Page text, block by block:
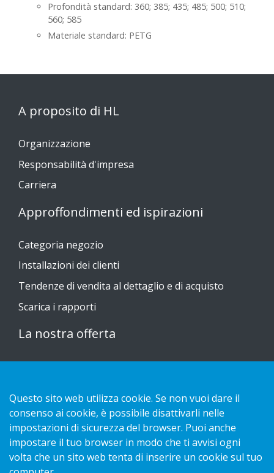
Profondità standard: 360; 385; 435; 485; 500; 510;
560; 585
Materiale standard: PETG
A proposito di HL
Organizzazione
Responsabilità d'impresa
Carriera
Approffondimenti ed ispirazioni
Categoria negozio
Installazioni dei clienti
Tendenze di vendita al dettaglio e di acquisto
Scarica i rapporti
La nostra offerta
Contatto
Informativa sulla privacy
Cookies
Questo sito web utilizza cookie. Se non vuoi dare il
consenso ai cookie, è possibile disattivarli nelle
impostazioni di sicurezza del browser. Puoi anche
impostare il tuo browser in modo che ti avvisi ogni
volta che un sito web tenta di inserire un cookie sul tuo